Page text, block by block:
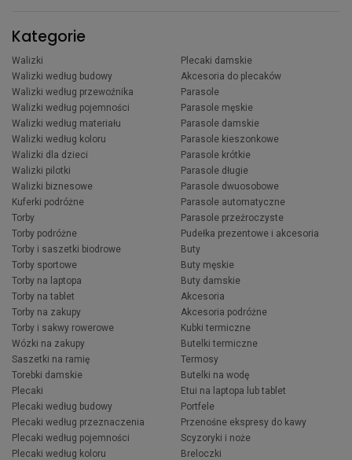
Kategorie
Walizki
Walizki według budowy
Walizki według przewoźnika
Walizki według pojemności
Walizki według materiału
Walizki według koloru
Walizki dla dzieci
Walizki pilotki
Walizki biznesowe
Kuferki podróżne
Torby
Torby podróżne
Torby i saszetki biodrowe
Torby sportowe
Torby na laptopa
Torby na tablet
Torby na zakupy
Torby i sakwy rowerowe
Wózki na zakupy
Saszetki na ramię
Torebki damskie
Plecaki
Plecaki według budowy
Plecaki według przeznaczenia
Plecaki według pojemności
Plecaki według koloru
Plecaki damskie
Akcesoria do plecaków
Parasole
Parasole męskie
Parasole damskie
Parasole kieszonkowe
Parasole krótkie
Parasole długie
Parasole dwuosobowe
Parasole automatyczne
Parasole przeźroczyste
Pudełka prezentowe i akcesoria
Buty
Buty męskie
Buty damskie
Akcesoria
Akcesoria podróżne
Kubki termiczne
Butelki termiczne
Termosy
Butelki na wodę
Etui na laptopa lub tablet
Portfele
Przenośne ekspresy do kawy
Scyzoryki i noże
Breloczki